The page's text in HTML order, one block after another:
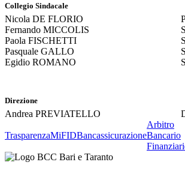
Collegio Sindacale
Nicola DE FLORIO
Fernando MICCOLIS
Paola FISCHETTI
Pasquale GALLO
Egidio ROMANO
Direzione
Andrea PREVIATELLO
TrasparenzaMiFIDBancassicurazione
Arbitro
Bancario